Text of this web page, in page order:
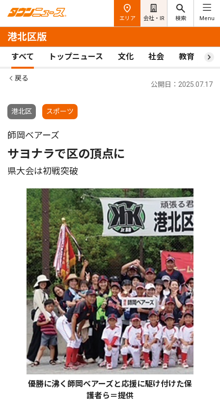
エリア 会社・IR 検索 Menu
港北区版
すべて トップニュース 文化 社会 教育 ス
戻る
港北区 スポーツ
公開日：2025.07.17
師岡ベアーズ
サヨナラで区の頂点に
県大会は初戦突破
優勝に沸く師岡ベアーズと応援に駆け付けた保
護者ら＝提供